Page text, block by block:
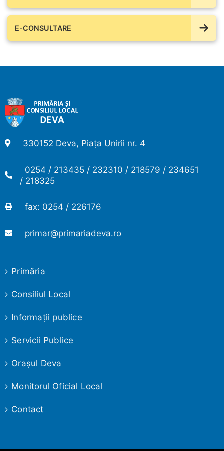
E-CONSULTARE
330152 Deva, Piața Unirii nr. 4
0254 / 213435 / 232310 / 218579 / 234651
/ 218325
fax: 0254 / 226176
primar@primariadeva.ro
Primăria
Consiliul Local
Informaţii publice
Servicii Publice
Oraşul Deva
Monitorul Oficial Local
Contact